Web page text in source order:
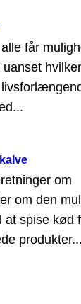
får
om
om den
at spise kød